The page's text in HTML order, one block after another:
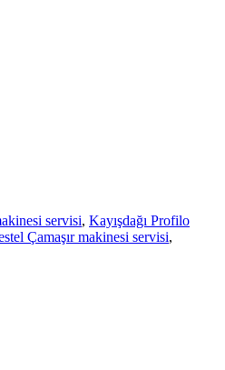
servisi, Kayışdağı Profilo
Çamaşır makinesi servisi,